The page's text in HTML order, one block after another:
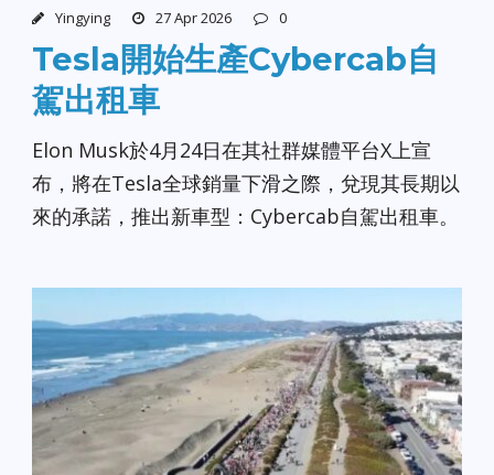
Yingying 27 Apr 2026 0
Tesla開始生產Cybercab自
駕出租車
Elon Musk於4月24日在其社群媒體平台X上宣
布，將在Tesla全球銷量下滑之際，兌現其長期以
來的承諾，推出新車型：Cybercab自駕出租車。